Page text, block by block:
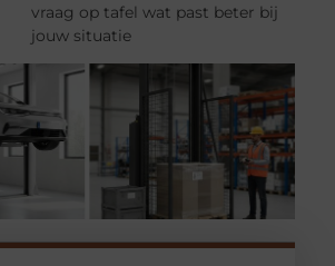
vraag op tafel wat past beter bij
jouw situatie